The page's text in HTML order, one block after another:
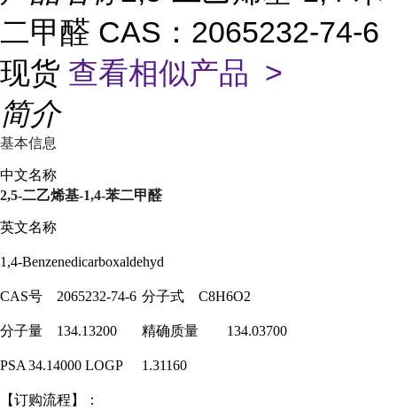
二甲醛 CAS：2065232-74-6
现货 查看相似产品 >
简介
基本信息
中文名称
2,5-二乙烯基-1,4-苯二甲醛
英文名称
1,4-Benzenedicarboxaldehyd
CAS号 2065232-74-6 分子式 C8H6O2
分子量 134.13200 精确质量 134.03700
PSA 34.14000 LOGP 1.31160
【订购流程】：